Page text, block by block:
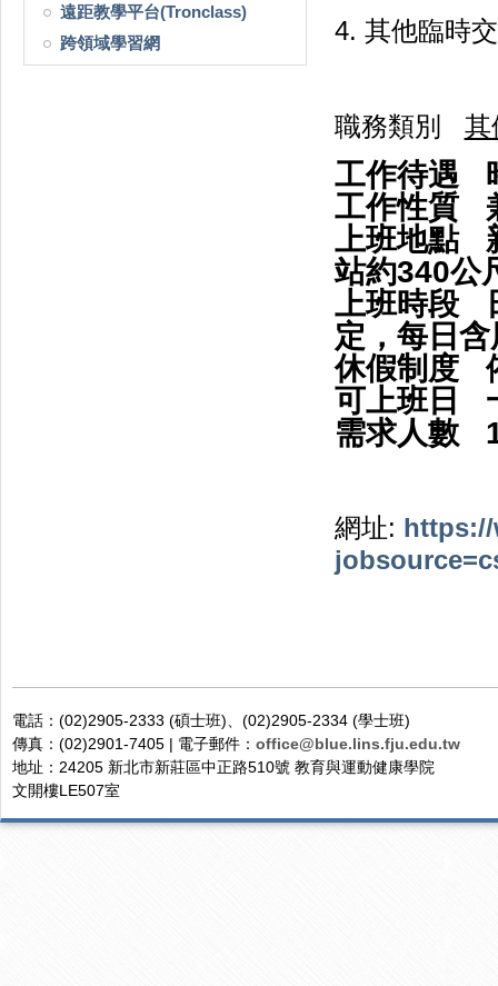
遠距教學平台(Tronclass)
跨領域學習網
4. 其他臨時
職務類別 其
工作待遇
工作性質
上班地點
站約340公
上班時段
定，每日
休假制度
可上班日
需求人數
網址:
電話：(02)2905-2333 (碩士班)、(02)2905-2334 (學士班)
傳真：(02)2901-7405 | 電子郵件： office@blue.lins.fju.edu.tw
地址：24205 新北市新莊區中正路510號 教育與運動健康學院
文開樓LE507室